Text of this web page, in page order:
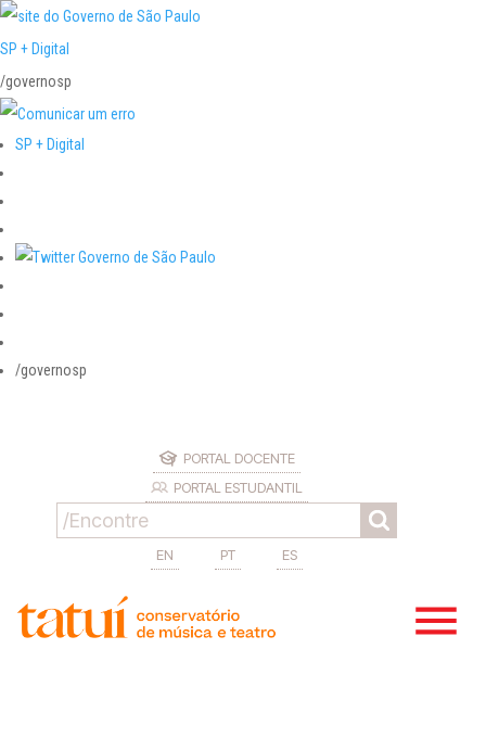
SP + Digital
/governosp
SP + Digital
/governosp
PORTAL DOCENTE
PORTAL ESTUDANTIL
EN PT ES